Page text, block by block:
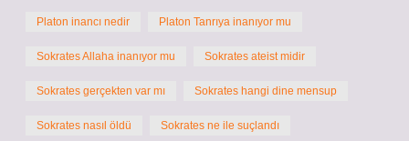
Platon inancı nedir Platon Tanrıya inanıyor mu
Sokrates Allaha inanıyor mu Sokrates ateist midir
Sokrates gerçekten var mı Sokrates hangi dine mensup
Sokrates nasıl öldü Sokrates ne ile suçlandı